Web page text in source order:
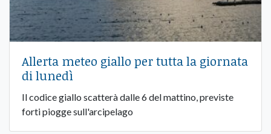
Allerta meteo giallo per tutta la giornata
di lunedì
Il codice giallo scatterà dalle 6 del mattino, previste
forti piogge sull'arcipelago